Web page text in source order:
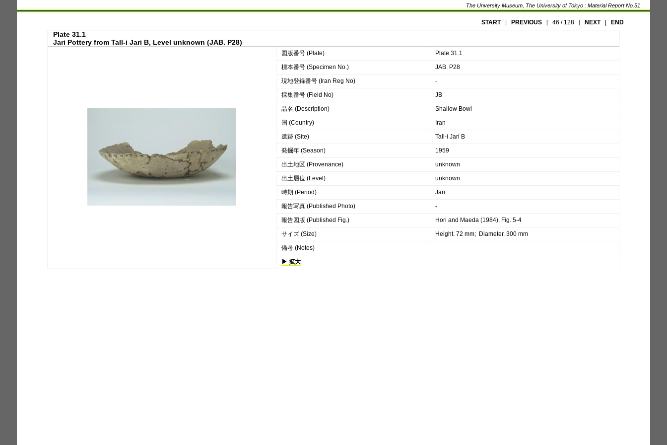
The Unversity Museum, The University of Tokyo : Material Report No.51
START| PREVIOUS[ 46 / 128] NEXT| END
Plate 31.1
Jari Pottery from Tall-i Jari B, Level unknown (JAB. P28)
図版番号 (Plate)
Plate 31.1
標本番号 (Specimen No.)
JAB. P28
現地登録番号 (Iran Reg No)
-
採集番号 (Field No)
JB
品名 (Description)
Shallow Bowl
国 (Country)
Iran
遺跡 (Site)
Tall-i Jari B
発掘年 (Season)
1959
出土地区 (Provenance)
unknown
出土層位 (Level)
unknown
時期 (Period)
Jari
報告写真 (Published Photo)
-
報告図版 (Published Fig.)
Hori and Maeda (1984), Fig. 5-4
サイズ (Size)
Height. 72 mm; Diameter. 300 mm
備考 (Notes)
▶ 拡大